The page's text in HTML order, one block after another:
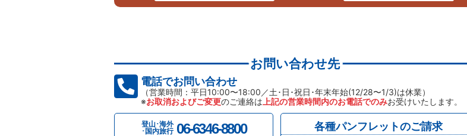
お問い合わせ先
電話でお問い合わせ
（営業時間：平日10:00〜18:00／土･日･祝日･年末年始(12/28〜1/3)は休業）
※お取消およびご変更のご連絡は 上記の営業時間内のお電話でのみお受けいたします。
登山･海外
･国内旅行 06-6346-8800 各種パンフレットのご請求